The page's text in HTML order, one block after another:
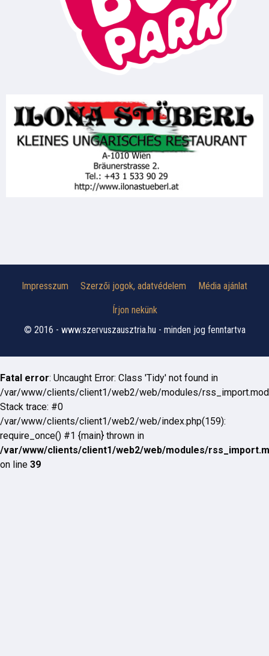
Impresszum Szerzői jogok, adatvédelem Média ajánlat
Írjon nekünk
© 2016 - www.szervuszausztria.hu - minden jog fenntartva
Fatal error: Uncaught Error: Class 'Tidy' not found in
/var/www/clients/client1/web2/web/modules/
Stack trace: #0
/var/www/clients/client1/web2/web/index.php(159):
require_once() #1 {main} thrown in
/var/www/clients/client1/web2/web/modules/
on line 39